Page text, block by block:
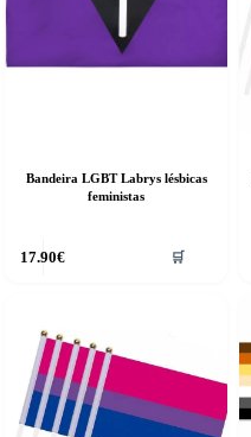
Bandeira LGBT Labrys lésbicas
feministas
17.90€ 🛒